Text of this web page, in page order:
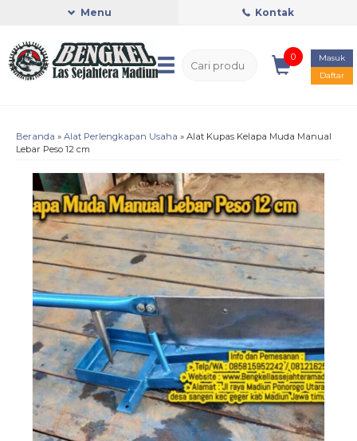
Menu Kontak
0
Masuk
Daftar
Beranda » Alat Perlengkapan Usaha » Alat Kupas Kelapa Muda Manual
Lebar Peso 12 cm